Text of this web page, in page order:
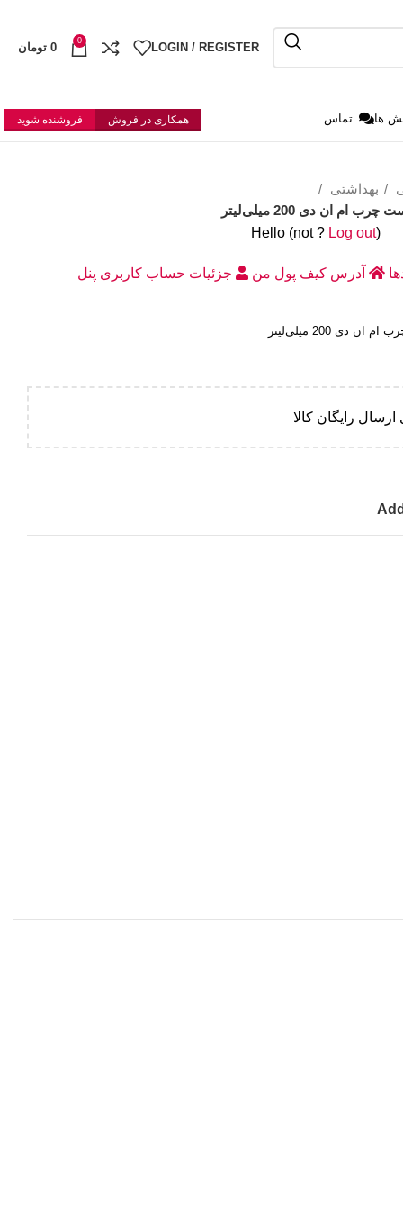
LOGIN / REGISTER
0
0 تومان
ها تماس همکاری در فروش فروشنده شوید
بهداشتی
ان دی 200 میلی‌لیتر
Hello (not? Log out)
آدرس کیف پول من جزئیات حساب کاربری پنل
200 میلی‌لیتر
رایگان کالا